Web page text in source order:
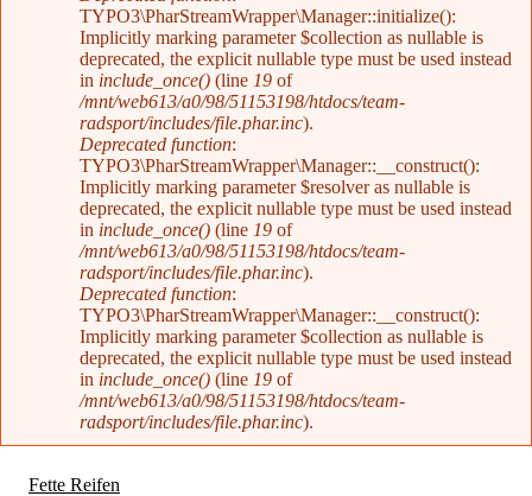
TYPO3\PharStreamWrapper\Manager::initialize():
Implicitly marking parameter $collection as nullable is
deprecated, the explicit nullable type must be used instead
in include_once() (line 19 of
/mnt/web613/a0/98/51153198/htdocs/team-
radsport/includes/file.phar.inc).
Deprecated function:
TYPO3\PharStreamWrapper\Manager::__construct():
Implicitly marking parameter $resolver as nullable is
deprecated, the explicit nullable type must be used instead
in include_once() (line 19 of
/mnt/web613/a0/98/51153198/htdocs/team-
radsport/includes/file.phar.inc).
Deprecated function:
TYPO3\PharStreamWrapper\Manager::__construct():
Implicitly marking parameter $collection as nullable is
deprecated, the explicit nullable type must be used instead
in include_once() (line 19 of
/mnt/web613/a0/98/51153198/htdocs/team-
radsport/includes/file.phar.inc).
Fette Reifen